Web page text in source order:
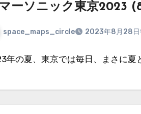
ーソニック東京2023
space_maps_circle 2023年8月28日
年の夏、東京では毎日、まさに夏